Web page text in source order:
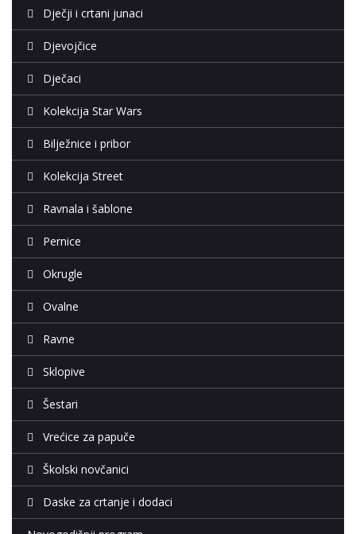
Dječji i crtani junaci
Djevojčice
Dječaci
Kolekcija Star Wars
Bilježnice i pribor
Kolekcija Street
Ravnala i šablone
Pernice
Okrugle
Ovalne
Ravne
Sklopive
Šestari
Vrećice za papuče
Školski novčanici
Daske za crtanje i dodaci